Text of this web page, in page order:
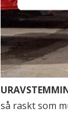
så raskt som